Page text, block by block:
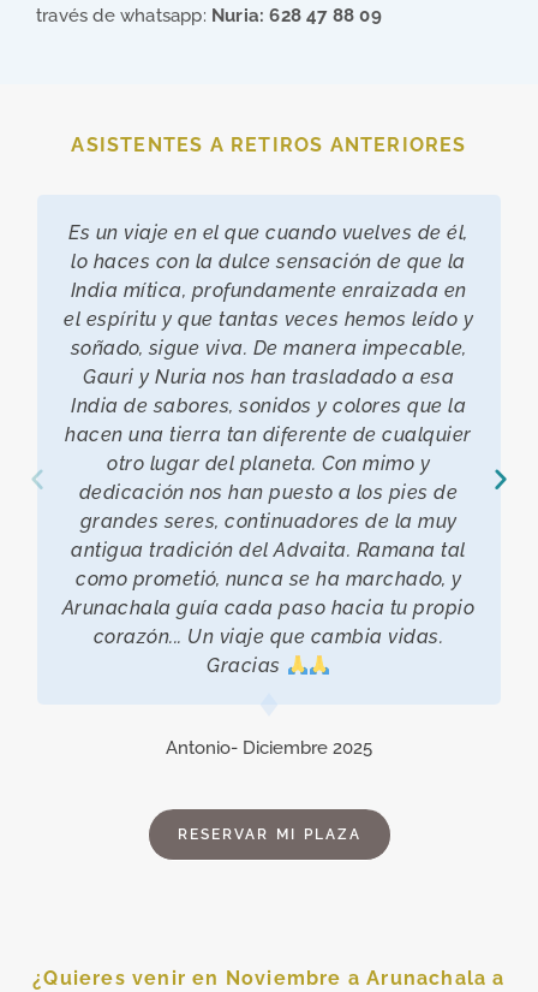
través de whatsapp: Nuria: 628 47 88 09
ASISTENTES A RETIROS ANTERIORES
Es un viaje en el que cuando vuelves de él,
lo haces con la dulce sensación de que la
India mítica, profundamente enraizada en
el espíritu y que tantas veces hemos leído y
soñado, sigue viva. De manera impecable,
Gauri y Nuria nos han trasladado a esa
India de sabores, sonidos y colores que la
hacen una tierra tan diferente de cualquier
otro lugar del planeta. Con mimo y
dedicación nos han puesto a los pies de
grandes seres, continuadores de la muy
antigua tradición del Advaita. Ramana tal
como prometió, nunca se ha marchado, y
Arunachala guía cada paso hacia tu propio
corazón... Un viaje que cambia vidas.
Gracias
Antonio- Diciembre 2025
RESERVAR MI PLAZA
¿Quieres venir en Noviembre a Arunachala a